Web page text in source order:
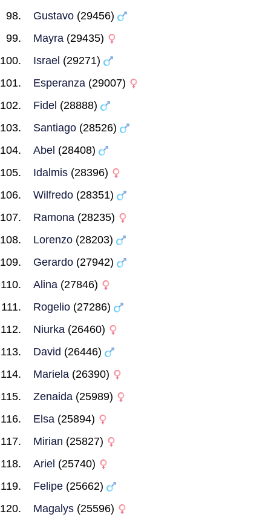
Gustavo (29456)
Mayra (29435)
Israel (29271)
Esperanza (29007)
Fidel (28888)
Santiago (28526)
Abel (28408)
Idalmis (28396)
Wilfredo (28351)
Ramona (28235)
Lorenzo (28203)
Gerardo (27942)
Alina (27846)
Rogelio (27286)
Niurka (26460)
David (26446)
Mariela (26390)
Zenaida (25989)
Elsa (25894)
Mirian (25827)
Ariel (25740)
Felipe (25662)
Magalys (25596)